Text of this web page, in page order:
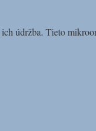
údržba. Tieto